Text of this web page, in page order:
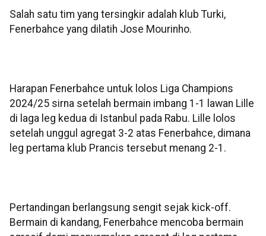
Salah satu tim yang tersingkir adalah klub Turki,
Fenerbahce yang dilatih Jose Mourinho.
Harapan Fenerbahce untuk lolos Liga Champions
2024/25 sirna setelah bermain imbang 1-1 lawan Lille
di laga leg kedua di Istanbul pada Rabu. Lille lolos
setelah unggul agregat 3-2 atas Fenerbahce, dimana
leg pertama klub Prancis tersebut menang 2-1.
Pertandingan berlangsung sengit sejak kick-off.
Bermain di kandang, Fenerbahce mencoba bermain